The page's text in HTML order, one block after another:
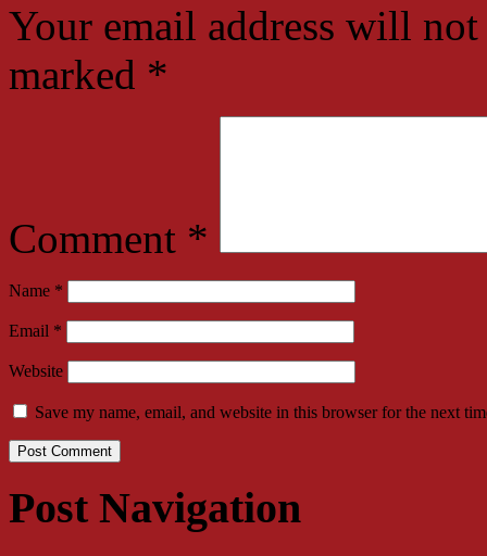
Your email address will
marked *
Comment *
Name *
Email *
Website
Save my name, email, and website in this browser for the next
Post Navigation